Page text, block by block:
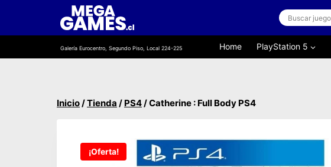
contenido
Galería Eurocentro, Segundo Piso, Local 224-225 Home PlayStation 5
Inicio/Tienda / PS4/Catherine : Full Body PS4
¡Oferta!